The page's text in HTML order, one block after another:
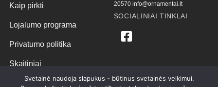
Kaip pirkti
Lojalumo programa
Privatumo politika
Skaitiniai
20570 info@ornamentai.lt
SOCIALINIAI TINKLAI
Svetainė naudoja slapukus - būtinus svetainės veikimui.